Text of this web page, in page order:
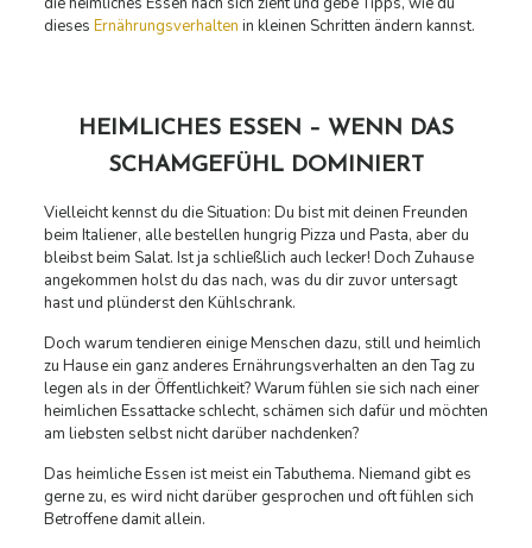
dieses Ernährungsverhalten in kleinen Schritten ändern kannst.
HEIMLICHES ESSEN – WENN DAS
SCHAMGEFÜHL DOMINIERT
Vielleicht kennst du die Situation: Du bist mit deinen Freunden
beim Italiener, alle bestellen hungrig Pizza und Pasta, aber du
bleibst beim Salat. Ist ja schließlich auch lecker! Doch Zuhause
angekommen holst du das nach, was du dir zuvor untersagt
hast und plünderst den Kühlschrank.
Doch warum tendieren einige Menschen dazu, still und heimlich
zu Hause ein ganz anderes Ernährungsverhalten an den Tag zu
legen als in der Öffentlichkeit? Warum fühlen sie sich nach einer
heimlichen Essattacke schlecht, schämen sich dafür und möchten
am liebsten selbst nicht darüber nachdenken?
Das heimliche Essen ist meist ein Tabuthema. Niemand gibt es
gerne zu, es wird nicht darüber gesprochen und oft fühlen sich
Betroffene damit allein.